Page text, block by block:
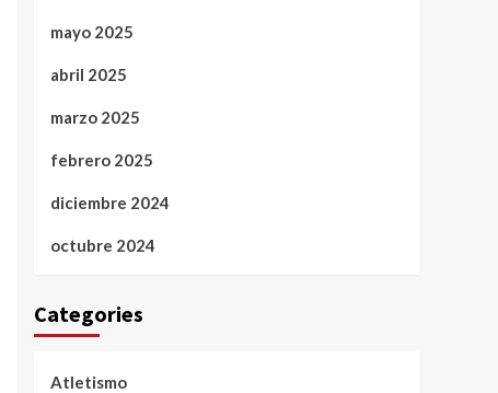
mayo 2025
abril 2025
marzo 2025
febrero 2025
diciembre 2024
octubre 2024
Categories
Atletismo